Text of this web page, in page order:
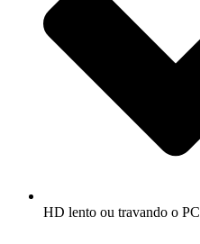
HD lento ou travando o PC